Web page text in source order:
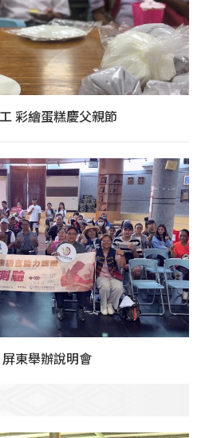
彩繪蛋糕慶父親節
東舉辦說明會